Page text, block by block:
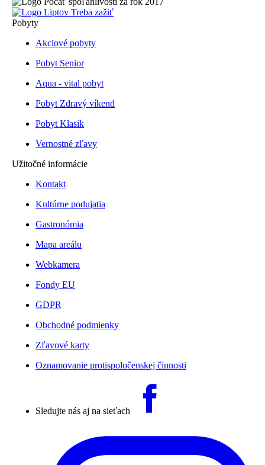
Pobyty
Akciové pobyty
Pobyt Senior
Aqua - vital pobyt
Pobyt Zdravý víkend
Pobyt Klasik
Vernostné zľavy
Užitočné informácie
Kontakt
Kultúrne podujatia
Gastronómia
Mapa areálu
Webkamera
Fondy EU
GDPR
Obchodné podmienky
Zľavové karty
Oznamovanie protispoločenskej činnosti
Sledujte nás aj na sieťach